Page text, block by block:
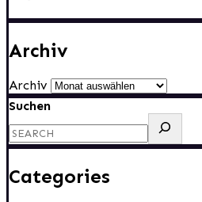
Archiv
Archiv
Suchen
Categories